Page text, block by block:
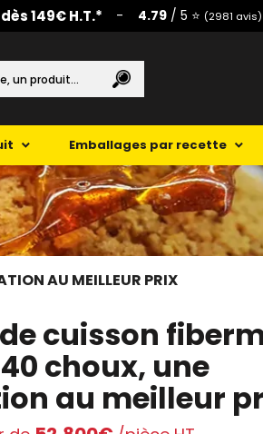
dès 149€ H.T.* - 4.79 / 5 ⭐️ (2981 avis)
Emballages par recette
AU MEILLEUR PRIX
cuisson
choux, une
au meilleur